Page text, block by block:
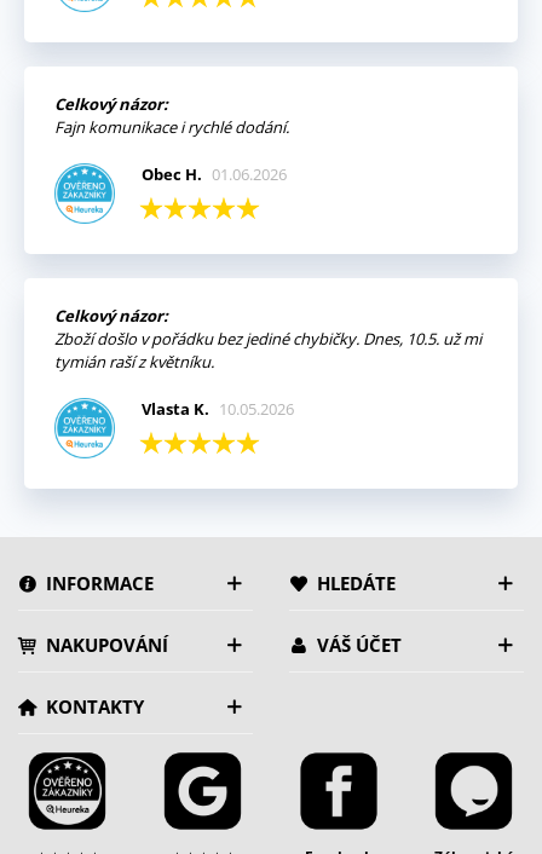
Celkový názor:
Fajn komunikace i rychlé dodání.
Obec H. 01.06.2026
Celkový názor:
Zboží došlo v pořádku bez jediné chybičky. Dnes, 10.5. už mi
tymián raší z květníku.
Vlasta K. 10.05.2026
INFORMACE HLEDÁTE
NAKUPOVÁNÍ VÁŠ ÚČET
KONTAKTY